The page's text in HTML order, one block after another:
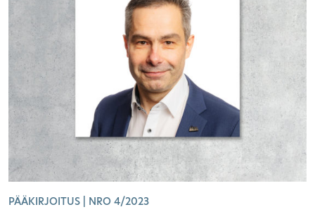
PÄÄKIRJOITUS | NRO 4/2023